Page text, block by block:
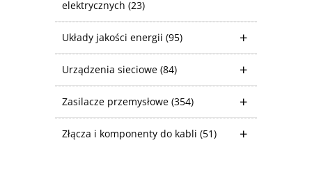
elektrycznych (23)
Układy jakości energii (95)
Urządzenia sieciowe (84)
Zasilacze przemysłowe (354)
Złącza i komponenty do kabli (51)